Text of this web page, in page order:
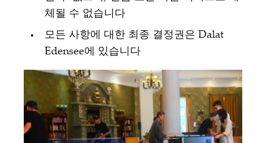
체될 수 없습니다
모든 사항에 대한 최종 결정권은 Dalat
Edensee에 있습니다